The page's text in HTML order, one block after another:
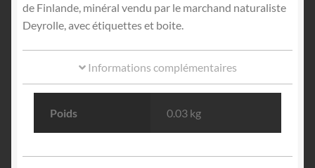
de Finlande, minéral vendu par le marchand naturaliste
Deyrolle, avec étiquettes et boite.
Informations complémentaires
Poids 0.03 kg